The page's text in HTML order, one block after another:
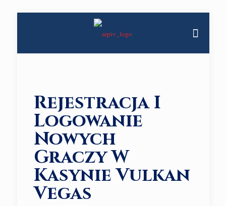
Rejestracja I
Logowanie
Nowych
Graczy W
Kasynie Vulkan
Vegas